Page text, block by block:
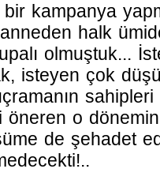
kampanya
halk
olmuştuk...
isteyen çok
sahipleri
o
de şehadet